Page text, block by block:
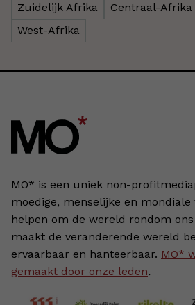
Zuidelijk Afrika Centraal-Afrika
West-Afrika
MO* is een uniek non-
moedige, menselijke en
helpen om de wereld rondom
maakt de veranderende wereld
ervaarbaar en hanteerbaar. MO*
gemaakt door onze leden.